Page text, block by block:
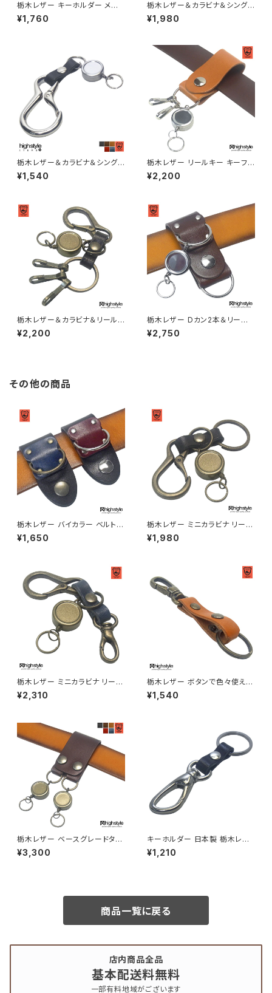
栃木レザー キーホルダー メン
ズ レディース 日本製 栃木レザ
ー ミニ丸カラビナ シングルリー
¥1,760
栃木レザー＆カラビナ＆シングル
リールキー アンティークカラー
キーホルダー highstyle ハイ
¥1,980
栃木レザー＆カラビナ＆シングル
リールキー シルバーカラー キー
ホルダー highstyle ハイスタイ
¥1,540
栃木レザー リールキー キーフッ
ク×2 シェイプデザイン ベルトル
ープキーホルダー
¥2,200
栃木レザー＆カラビナ＆リールキ
ー&キーフック×3 アンティーク
カラー キーホルダー highstyle
¥2,200
栃木レザー Dカン2本＆リール
キー シルバーカラー ベルトルー
プキーホルダー highstyle ハ
¥2,750
その他の商品
栃木レザー バイカラー ベルトル
ープキーホルダー Dカンタイプ
ビートルタイプ hs-kit-1031xb
¥1,650
栃木レザー ミニカラビナ リール
キー 二重リング アンティークカ
ラー キーホルダー hs-yam-7
¥1,980
栃木レザー ミニカラビナ リール
キー 二重リング ミニナスカン ア
ンティークカラー キーホルダー
¥2,310
栃木レザー ボタンで色々使える
センターボタン式 カラビナ付き
＆二重リング マルチキーホルダ
¥1,540
栃木レザー ベースグレードタイ
プ 幅広デザイン 2リング×2リー
ルキー アンティークカラー ベル
¥3,300
キーホルダー 日本製 栃木レザ
ー＆シルバーカラーニッケルカラ
ビナ ベースグレードタイプ キー
¥1,210
商品一覧に戻る
店内商品全品
基本配送料無料
一部有料地域がございます